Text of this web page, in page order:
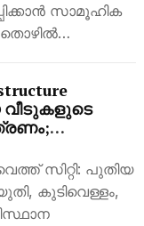
സാമൂഹിക
സിറ്റി: പുതിയ
കുടിവെള്ളം,